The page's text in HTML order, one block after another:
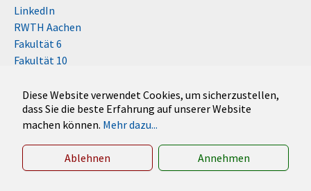
Diese Website verwendet Cookies, um sicherzustellen,
dass Sie die beste Erfahrung auf unserer Website
machen können. Mehr dazu...
Ablehnen Annehmen
LinkedIn
RWTH Aachen
Fakultät 6
Fakultät 10
Kontakt
Disclaimer (RWTH)